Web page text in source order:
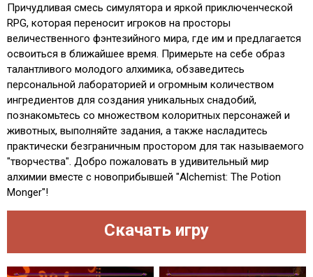
Причудливая смесь симулятора и яркой приключенческой
RPG, которая переносит игроков на просторы
величественного фэнтезийного мира, где им и предлагается
освоиться в ближайшее время. Примерьте на себе образ
талантливого молодого алхимика, обзаведитесь
персональной лабораторией и огромным количеством
ингредиентов для создания уникальных снадобий,
познакомьтесь со множеством колоритных персонажей и
животных, выполняйте задания, а также насладитесь
практически безграничным простором для так называемого
"творчества". Добро пожаловать в удивительный мир
алхимии вместе с новоприбывшей "Alchemist: The Potion
Monger"!
Скачать игру